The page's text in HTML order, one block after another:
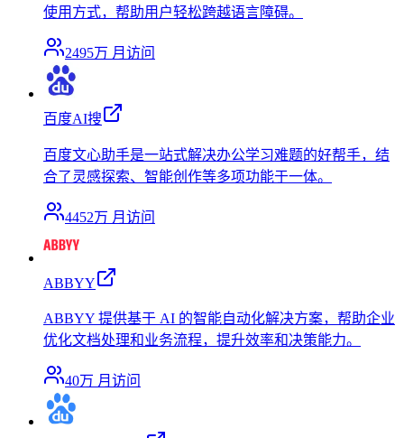
使用方式，帮助用户轻松跨越语言障碍。
2495万 月访问
百度AI搜
百度文心助手是一站式解决办公学习难题的好帮手，结
合了灵感探索、智能创作等多项功能于一体。
4452万 月访问
ABBYY
ABBYY 提供基于 AI 的智能自动化解决方案，帮助企业
优化文档处理和业务流程，提升效率和决策能力。
40万 月访问